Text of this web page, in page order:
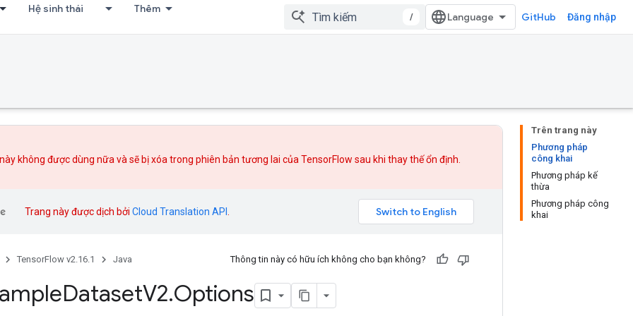
Hệ sinh thái Thêm
/ GitHub Đăng nhập
Trên trang này
Phương pháp
công khai
Phương pháp kế
thừa
Phương pháp công
khai
không được dùng nữa và sẽ bị xóa trong phiên bản tương lai của TensorFlow sau khi thay thếổn định.
Trang này được dịch bởi Cloud Translation API
TensorFlow v2.16.1 Java Thông tin này có hữu ích không cho bạn không?
DatasetV2.Options